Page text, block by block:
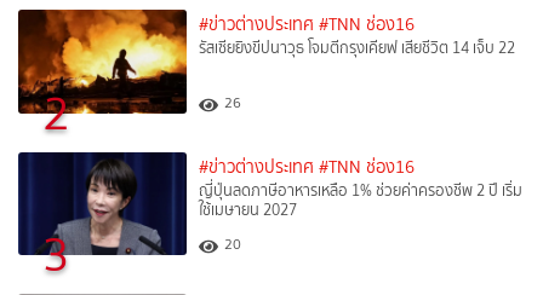
2
#ข่าวต่างประเทศ #TNN ช่อง16
รัสเซียยิงขีปนาวุธ โจมตีกรุงเคียฟ เสียชีวิต 14 เจ็บ 22
26
3
#ข่าวต่างประเทศ #TNN ช่อง16
ญี่ปุ่นลดภาษีอาหารเหลือ 1% ช่วยค่าครองชีพ 2 ปี เริ่ม
ใช้เมษายน 2027
20